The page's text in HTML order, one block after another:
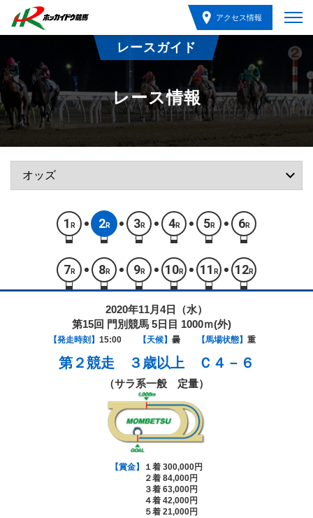
アクセス情報
レースガイド
レース情報
1 R 2R 3R 4R 5R 6R
7 R 8R 9R 10R 11 R 12R
2020年11月4日（水）
第15回 門別競馬 5日目 1000ｍ(外)
【発走時刻】 15:00 【天候】 曇 【馬場状態】 重
第２競走 ３歳以上 Ｃ４－６
（サラ系一般 定量）
【賞金】
１着 300,000円
２着 84,000円
３着 63,000円
４着 42,000円
５着 21,000円